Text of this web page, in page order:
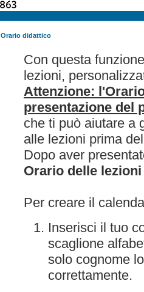
Orario didattico
Con questa
lezioni,
Attenzione:
presentazione del
che ti può aiutare a
alle lezioni prima
Dopo aver
Orario delle lezioni
Per creare il
Inserisci il tuo
scaglione
solo cognome
correttamente.